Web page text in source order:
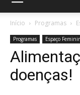
Início Programas
Programas Espaço
doenças!